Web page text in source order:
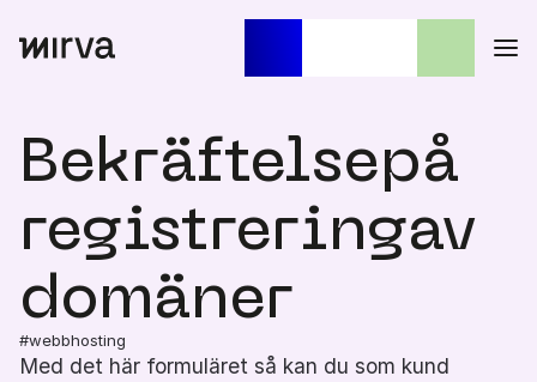
efter:
När automatisk
Bekräftelsepå
registreringav
domäner
#webbhosting
Med det här formuläret så kan du som kund